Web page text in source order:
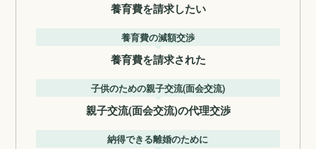
養育費を請求したい
養育費の減額交渉
養育費を請求された
子供のための親子交流(面会交流)
親子交流(面会交流)の代理交渉
納得できる離婚のために